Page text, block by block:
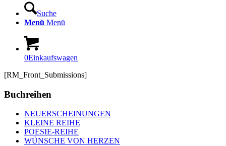
Suche
Menü Menü
0Einkaufswagen
[RM_Front_Submissions]
Buchreihen
NEUERSCHEINUNGEN
KLEINE REIHE
POESIE-REIHE
WÜNSCHE VON HERZEN